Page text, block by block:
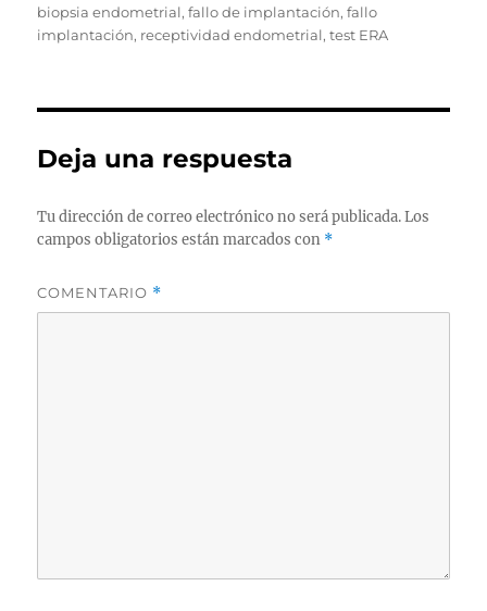
biopsia endometrial,fallo de implantación,fallo
implantación, receptividad endometrial,test ERA
Deja una respuesta
Tu dirección de correo electrónico no será publicada. Los
campos obligatorios están marcados con *
COMENTARIO *